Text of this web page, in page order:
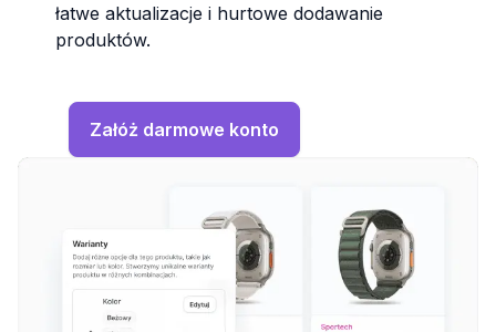
łatwe aktualizacje i hurtowe dodawanie
produktów.
Załóż darmowe konto